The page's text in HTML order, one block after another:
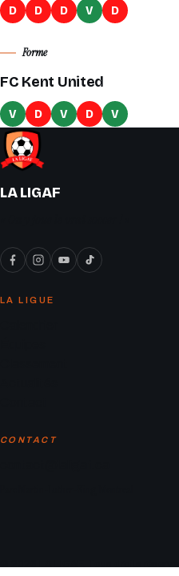
D D D V D
Forme
FC Kent United
V D V D V
LA LIGAF
LA LIGUE
CONTACT